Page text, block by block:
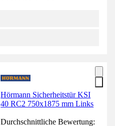
Hörmann Sicherheitstür KSI
40 RC2 750x1875 mm Links
Durchschnittliche Bewertung: